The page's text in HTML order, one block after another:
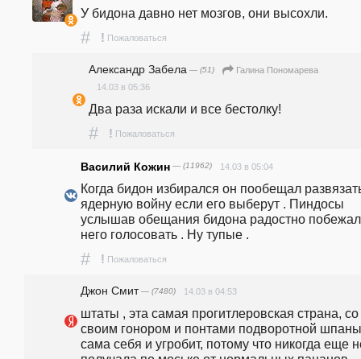
У бидона давно нет мозгов, они высохли.
# ! Пожаловаться
Александр Забела — (51)
Галина Пономарева
14.03 в 05:36
Два раза искали и все бестолку!
# ! Пожаловаться
Василий Кожин — (11962) 14.03 в 05:04
Когда бидон избирался он пообещал
ядерную войну если его выберут . Пиндосы
услышав обещания бидона радостно
него голосовать . Ну тупые .
# ! Пожаловаться
Джон Смит— (7480) 14.03 в 04:53
штаты , эта самая прогитлеровская страна, со
своим гонором и понтами подворотной
сама себя и угробит, потому что никогда еще